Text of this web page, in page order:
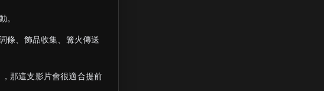
條、飾品收集、篝火傳送
那這支影片會很適合提前